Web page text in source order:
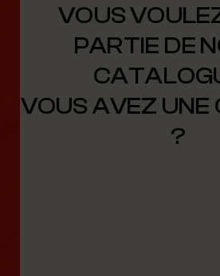
VOUS
PARTIE DE
VOUS AVEZ UNE
?